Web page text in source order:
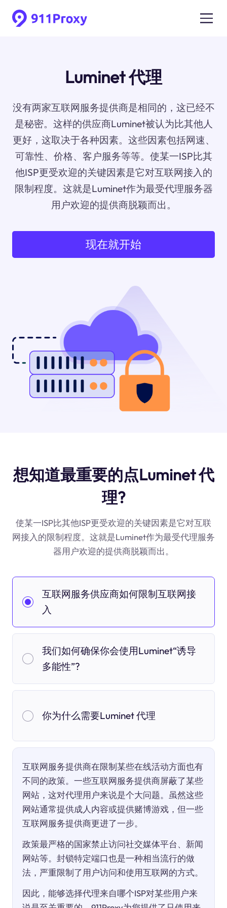
Luminet 代理
没有两家互联网服务提供商是相同的，这已经不
是秘密。这样的供应商Luminet被认为比其他人
更好，这取决于各种因素。这些因素包括网速、
可靠性、价格、客户服务等等。使某一ISP比其
他ISP更受欢迎的关键因素是它对互联网接入的
限制程度。这就是Luminet作为最受代理服务器
用户欢迎的提供商脱颖而出。
现在就开始
想知道最重要的点Luminet 代
理?
使某一ISP比其他ISP更受欢迎的关键因素是它对互联
网接入的限制程度。这就是Luminet作为最受代理服务
器用户欢迎的提供商脱颖而出。
互联网服务供应商如何限制互联网接
入
我们如何确保你会使用Luminet“诱导
多能性”?
你为什么需要Luminet 代理
互联网服务提供商在限制某些在线活动方面也有
不同的政策。一些互联网服务提供商屏蔽了某些
网站，这对代理用户来说是个大问题。虽然这些
网站通常提供成人内容或提供赌博游戏，但一些
互联网服务提供商更进了一步。
政策最严格的国家禁止访问社交媒体平台、新闻
网站等。封锁特定端口也是一种相当流行的做
法，严重限制了用户访问和使用互联网的方式。
因此，能够选择代理来自哪个ISP对某些用户来